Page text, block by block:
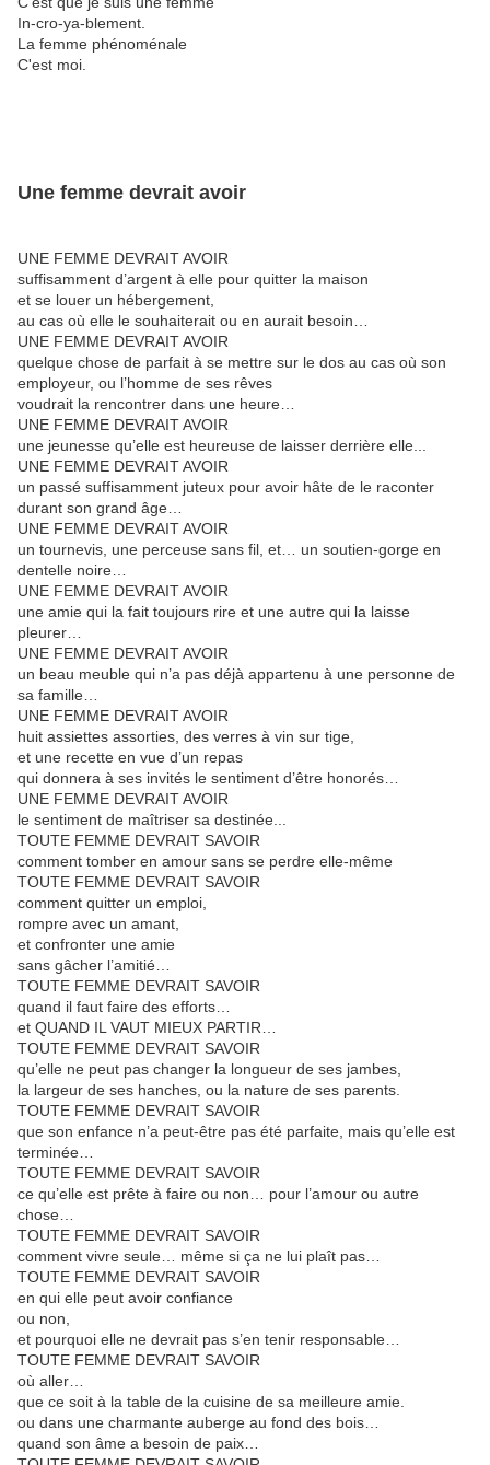
In-cro-ya-blement.
La femme phénoménale
C'est moi.
Une femme devrait avoir
UNE FEMME DEVRAIT AVOIR
suffisamment d’argent à elle pour quitter la maison
et se louer un hébergement,
au cas où elle le souhaiterait ou en aurait besoin…
UNE FEMME DEVRAIT AVOIR
quelque chose de parfait à se mettre sur le dos au cas où son
employeur, ou l’homme de ses rêves
voudrait la rencontrer dans une heure…
UNE FEMME DEVRAIT AVOIR
une jeunesse qu’elle est heureuse de laisser derrière elle...
UNE FEMME DEVRAIT AVOIR
un passé suffisamment juteux pour avoir hâte de le raconter
durant son grand âge…
UNE FEMME DEVRAIT AVOIR
un tournevis, une perceuse sans fil, et… un soutien-gorge en
dentelle noire…
UNE FEMME DEVRAIT AVOIR
une amie qui la fait toujours rire et une autre qui la laisse
pleurer…
UNE FEMME DEVRAIT AVOIR
un beau meuble qui n’a pas déjà appartenu à une personne de
sa famille…
UNE FEMME DEVRAIT AVOIR
huit assiettes assorties, des verres à vin sur tige,
et une recette en vue d’un repas
qui donnera à ses invités le sentiment d’être honorés…
UNE FEMME DEVRAIT AVOIR
le sentiment de maîtriser sa destinée...
TOUTE FEMME DEVRAIT SAVOIR
comment tomber en amour sans se perdre elle-même
TOUTE FEMME DEVRAIT SAVOIR
comment quitter un emploi,
rompre avec un amant,
et confronter une amie
sans gâcher l’amitié…
TOUTE FEMME DEVRAIT SAVOIR
quand il faut faire des efforts…
et QUAND IL VAUT MIEUX PARTIR…
TOUTE FEMME DEVRAIT SAVOIR
qu’elle ne peut pas changer la longueur de ses jambes,
la largeur de ses hanches, ou la nature de ses parents.
TOUTE FEMME DEVRAIT SAVOIR
que son enfance n’a peut-être pas été parfaite, mais qu’elle est
terminée…
TOUTE FEMME DEVRAIT SAVOIR
ce qu’elle est prête à faire ou non… pour l’amour ou autre
chose…
TOUTE FEMME DEVRAIT SAVOIR
comment vivre seule… même si ça ne lui plaît pas…
TOUTE FEMME DEVRAIT SAVOIR
en qui elle peut avoir confiance
ou non,
et pourquoi elle ne devrait pas s’en tenir responsable…
TOUTE FEMME DEVRAIT SAVOIR
où aller…
que ce soit à la table de la cuisine de sa meilleure amie.
ou dans une charmante auberge au fond des bois…
quand son âme a besoin de paix…